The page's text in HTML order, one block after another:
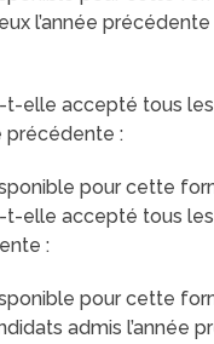
l’année précédente
t-elle accepté tous
précédente :
pour cette
t-elle accepté tous
:
pour cette
admis l’année